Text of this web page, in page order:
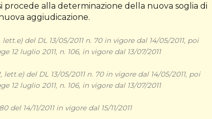
procede alla determinazione della nuova soglia di
aggiudicazione.
del DL 13/05/2011 n. 70 in vigore dal 14/05/2011, poi
luglio 2011, n. 106, in vigore dal 13/07/2011
del DL 13/05/2011 n. 70 in vigore dal 14/05/2011, poi
luglio 2011, n. 106, in vigore dal 13/07/2011
14/11/2011 in vigore dal 15/11/2011